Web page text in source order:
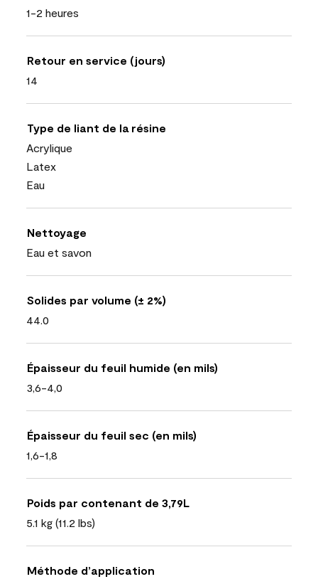
1-2 heures
Retour en service (jours)
14
Type de liant de la résine
Acrylique
Latex
Eau
Nettoyage
Eau et savon
Solides par volume (± 2%)
44.0
Épaisseur du feuil humide (en mils)
3,6-4,0
Épaisseur du feuil sec (en mils)
1,6-1,8
Poids par contenant de 3,79L
5.1 kg (11.2 lbs)
Méthode d’application